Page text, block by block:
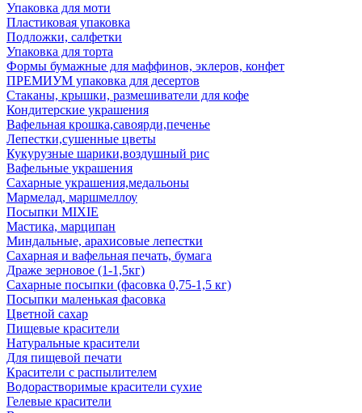
Упаковка для моти
Пластиковая упаковка
Подложки, салфетки
Упаковка для торта
Формы бумажные для маффинов, эклеров, конфет
ПРЕМИУМ упаковка для десертов
Стаканы, крышки, размешиватели для кофе
Кондитерские украшения
Вафельная крошка,савоярди,печенье
Лепестки,сушенные цветы
Кукурузные шарики,воздушный рис
Вафельные украшения
Сахарные украшения,медальоны
Мармелад, маршмеллоу
Посыпки MIXIE
Мастика, марципан
Миндальные, арахисовые лепестки
Сахарная и вафельная печать, бумага
Драже зерновое (1-1,5кг)
Сахарные посыпки (фасовка 0,75-1,5 кг)
Посыпки маленькая фасовка
Цветной сахар
Пищевые красители
Натуральные красители
Для пищевой печати
Красители с распылителем
Водорастворимые красители сухие
Гелевые красители